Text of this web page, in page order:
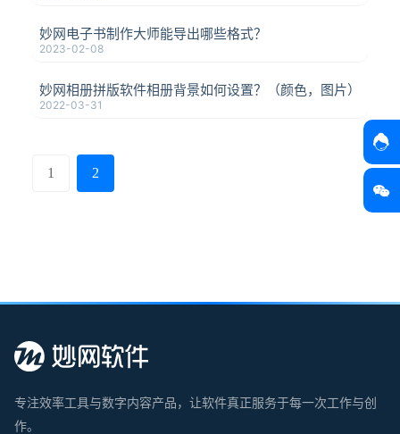
妙网电子书制作大师能导出哪些格式？
2023-02-08
妙网相册拼版软件相册背景如何设置？（颜色，图片）
2022-03-31
1 2
专注效率工具与数字内容产品，让软件真正服务于每一次工作与创
作。